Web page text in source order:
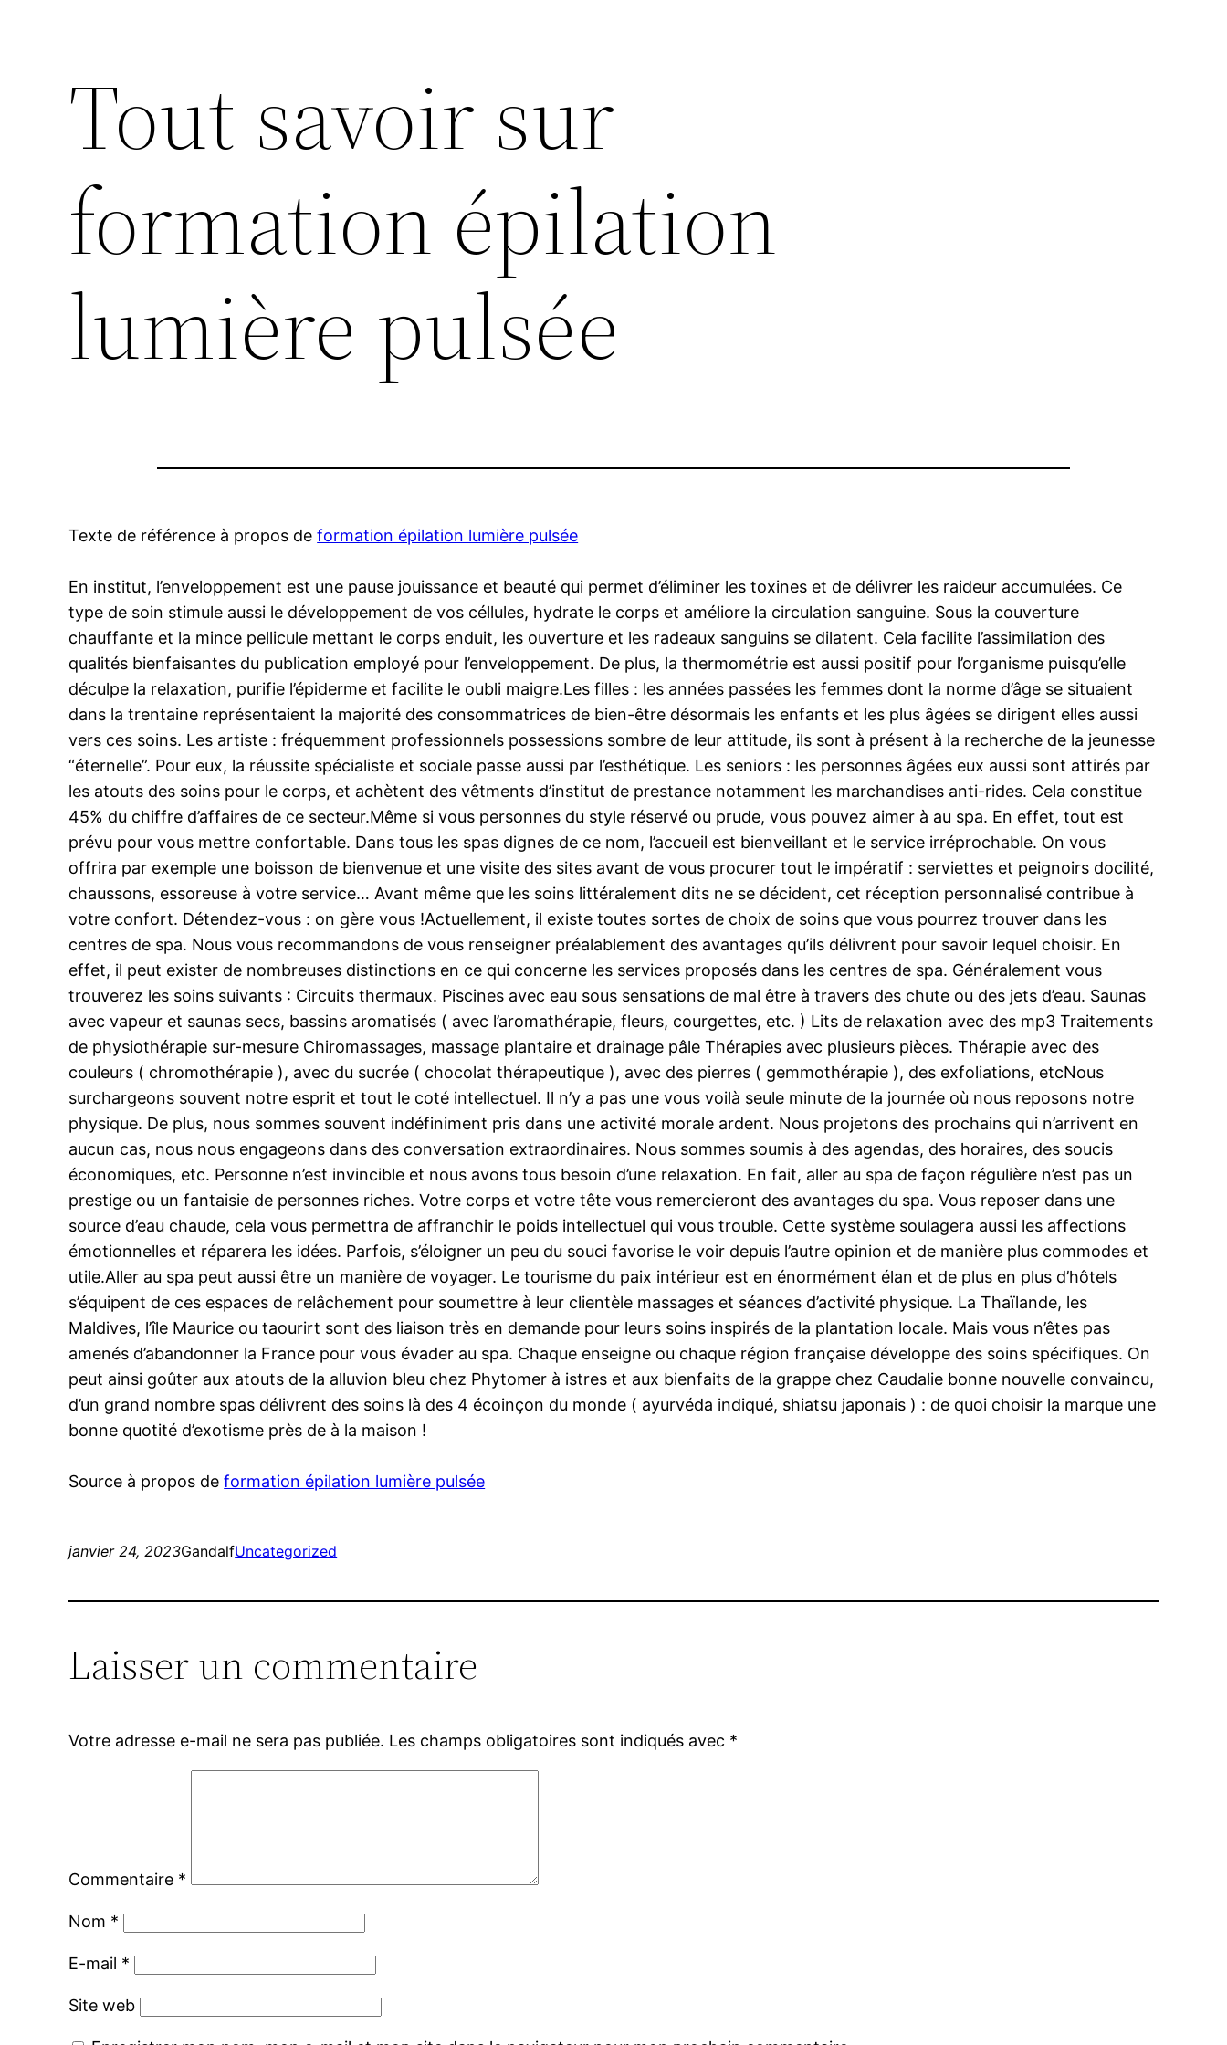
Tout savoir sur
formation épilation
lumière pulsée
Texte de référence à propos deformation épilation lumière pulsée
En institut, l’enveloppement est une pause jouissance et beauté qui permet d’éliminer les toxines et de délivrer les raideur accumulées. Ce
type de soin stimule aussi le développement de vos céllules, hydrate le corps et améliore la circulation sanguine. Sous la couverture
chauffante et la mince pellicule mettant le corps enduit, les ouverture et les radeaux sanguins se dilatent. Cela facilite l’assimilation des
qualités bienfaisantes du publication employé pour l’enveloppement. De plus, la thermométrie est aussi positif pour l’organisme puisqu’elle
déculpe la relaxation, purifie l’épiderme et facilite le oubli maigre.Les filles : les années passées les femmes dont la norme d’âge se situaient
dans la trentaine représentaient la majorité des consommatrices de bien-être désormais les enfants et les plus âgées se dirigent elles aussi
vers ces soins. Les artiste : fréquemment professionnels possessions sombre de leur attitude, ils sont à présent à la recherche de la jeunesse
“éternelle”. Pour eux, la réussite spécialiste et sociale passe aussi par l’esthétique. Les seniors : les personnes âgées eux aussi sont attirés par
les atouts des soins pour le corps, et achètent des vêtments d’institut de prestance notamment les marchandises anti-rides. Cela constitue
45% du chiffre d’affaires de ce secteur.Même si vous personnes du style réservé ou prude, vous pouvez aimer à au spa. En effet, tout est
prévu pour vous mettre confortable. Dans tous les spas dignes de ce nom, l’accueil est bienveillant et le service irréprochable. On vous
offrira par exemple une boisson de bienvenue et une visite des sites avant de vous procurer tout le impératif : serviettes et peignoirs docilité,
chaussons, essoreuse à votre service… Avant même que les soins littéralement dits ne se décident, cet réception personnalisé contribue à
votre confort. Détendez-vous : on gère vous !Actuellement, il existe toutes sortes de choix de soins que vous pourrez trouver dans les
centres de spa. Nous vous recommandons de vous renseigner préalablement des avantages qu’ils délivrent pour savoir lequel choisir. En
effet, il peut exister de nombreuses distinctions en ce qui concerne les services proposés dans les centres de spa. Généralement vous
trouverez les soins suivants : Circuits thermaux. Piscines avec eau sous sensations de mal être à travers des chute ou des jets d’eau. Saunas
avec vapeur et saunas secs, bassins aromatisés ( avec l’aromathérapie, fleurs, courgettes, etc. ) Lits de relaxation avec des mp3 Traitements
de physiothérapie sur-mesure Chiromassages, massage plantaire et drainage pâle Thérapies avec plusieurs pièces. Thérapie avec des
couleurs ( chromothérapie ), avec du sucrée ( chocolat thérapeutique ), avec des pierres ( gemmothérapie ), des exfoliations, etcNous
surchargeons souvent notre esprit et tout le coté intellectuel. Il n’y a pas une vous voilà seule minute de la journée où nous reposons notre
physique. De plus, nous sommes souvent indéfiniment pris dans une activité morale ardent. Nous projetons des prochains qui n’arrivent en
aucun cas, nous nous engageons dans des conversation extraordinaires. Nous sommes soumis à des agendas, des horaires, des soucis
économiques, etc. Personne n’est invincible et nous avons tous besoin d’une relaxation. En fait, aller au spa de façon régulière n’est pas un
prestige ou un fantaisie de personnes riches. Votre corps et votre tête vous remercieront des avantages du spa. Vous reposer dans une
source d’eau chaude, cela vous permettra de affranchir le poids intellectuel qui vous trouble. Cette système soulagera aussi les affections
émotionnelles et réparera les idées. Parfois, s’éloigner un peu du souci favorise le voir depuis l’autre opinion et de manière plus commodes et
utile.Aller au spa peut aussi être un manière de voyager. Le tourisme du paix intérieur est en énormément élan et de plus en plus d’hôtels
s’équipent de ces espaces de relâchement pour soumettre à leur clientèle massages et séances d’activité physique. La Thaïlande, les
Maldives, l’île Maurice ou taourirt sont des liaison très en demande pour leurs soins inspirés de la plantation locale. Mais vous n’êtes pas
amenés d’abandonner la France pour vous évader au spa. Chaque enseigne ou chaque région française développe des soins spécifiques. On
peut ainsi goûter aux atouts de la alluvion bleu chez Phytomer à istres et aux bienfaits de la grappe chez Caudalie bonne nouvelle convaincu,
d’un grand nombre spas délivrent des soins là des 4 écoinçon du monde ( ayurvéda indiqué, shiatsu japonais ) : de quoi choisir la marque une
bonne quotité d’exotisme près de à la maison !
Source à propos deformation épilation lumière pulsée
janvier 24, 2023GandalfUncategorized
Laisser un commentaire
Votre adresse e-mail ne sera pas publiée. Les champs obligatoires sont indiqués avec *
Commentaire *
Nom *
E-mail *
Site web